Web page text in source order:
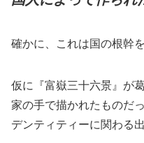
確かに、これは国の根幹
仮に『富嶽三十六景』が
家の手で描かれたものだ
デンティティーに関わる